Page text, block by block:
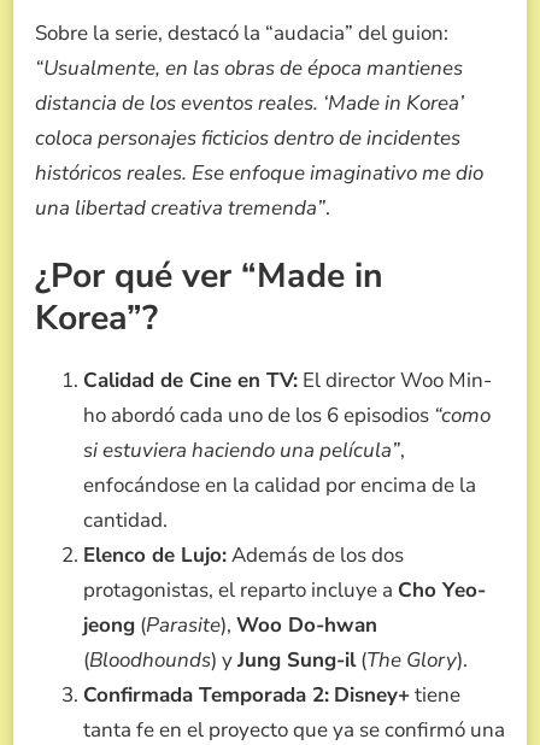
Sobre la serie, destacó la “audacia” del guion:
“Usualmente, en las obras de época mantienes
distancia de los eventos reales. ‘Made in Korea’
coloca personajes ficticios dentro de incidentes
históricos reales. Ese enfoque imaginativo me dio
una libertad creativa tremenda”.
¿Por qué ver “Made in
Korea”?
Calidad de Cine en TV: El director Woo Min-
ho abordó cada uno de los 6 episodios “como
si estuviera haciendo una película”,
enfocándose en la calidad por encima de la
cantidad.
Elenco de Lujo:Además de los dos
protagonistas, el reparto incluye a Cho Yeo-
jeong (Parasite), Woo Do-hwan
(Bloodhounds) yJung Sung-il(The Glory).
Confirmada Temporada 2: Disney+tiene
tanta fe en el proyecto que ya se confirmó una